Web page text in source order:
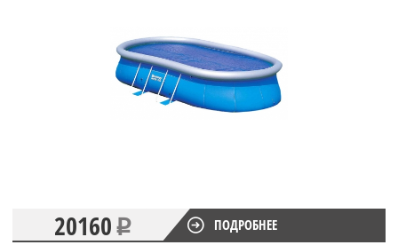
20160 ПОДРОБНЕЕ